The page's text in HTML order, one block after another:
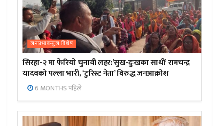
जनप्रभाबन्युज विशेष
सिरहा-२ मा फेरियो चुनावी लहर:’सुख-दुःखका साथी’ रामचन्द्र
यादवको पल्ला भारी, ‘टुरिस्ट नेता’ विरुद्ध जनआक्रोश
6 MONTHS पहिले